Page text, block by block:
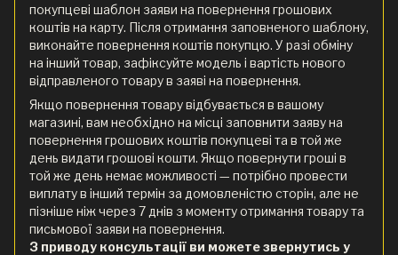
покупцеві шаблон заяви на повернення грошових
коштів на карту. Після отримання заповненого шаблону,
виконайте повернення коштів покупцю. У разі обміну
на інший товар, зафіксуйте модель і вартість нового
відправленого товару в заяві на повернення.
Якщо повернення товару відбувається в вашому
магазині, вам необхідно на місці заповнити заяву на
повернення грошових коштів покупцеві та в той же
день видати грошові кошти. Якщо повернути гроші в
той же день немає можливості — потрібно провести
виплату в інший термін за домовленістю сторін, але не
пізніше ніж через 7 днів з моменту отримання товару та
письмової заяви на повернення.
З приводу консультації ви можете звернутись у